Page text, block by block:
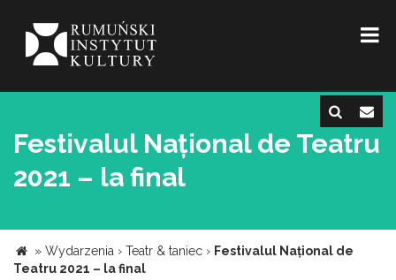
Festivalul Național de Teatru
2021 – la final
» Wydarzenia › Teatr & taniec › Festivalul Național de
Teatru 2021 – la final